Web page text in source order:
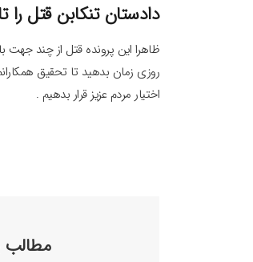
دادستان تنکابن قتل را
ظاهرا این پرونده قتل از چند جهت
روزی زمان بدهید تا تحقیق
اختیار مردم عزیز قرار بدهیم .
مطالب